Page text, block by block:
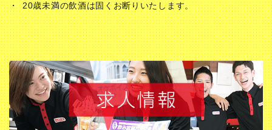
20歳未満の飲酒は固くお断りいたします。